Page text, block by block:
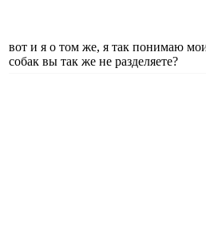
вот и я о том же, я так понимаю
собак вы так же не разделяете?